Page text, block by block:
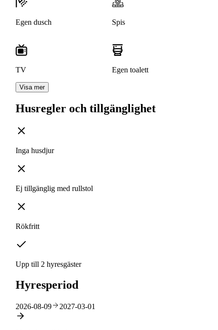
Egen dusch Spis
TV Egen toalett
Visa mer
Husregler och tillgänglighet
Inga husdjur
Ej tillgänglig med rullstol
Rökfritt
Upp till 2 hyresgäster
Hyresperiod
2026-08-09 2027-03-01